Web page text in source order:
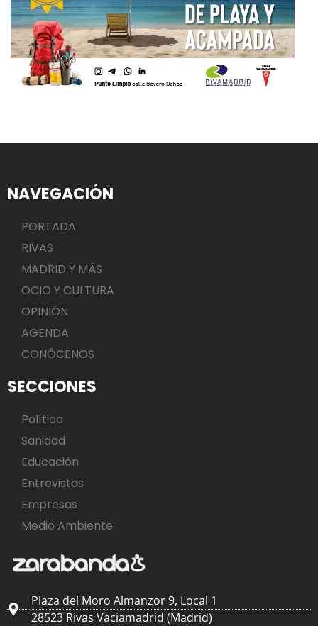
NAVEGACIÓN
PORTADA
RIVAS
MADRID Y MÁS
OCIO Y CULTURA
OPINIÓN
AGENDA
CONÓCENOS
SECCIONES
Política
Sanidad
Educación
Entrevistas
Empresas
Medio Ambiente
Plaza del Moro Almanzor 9, Local 1
28523 Rivas Vaciamadrid (Madrid)